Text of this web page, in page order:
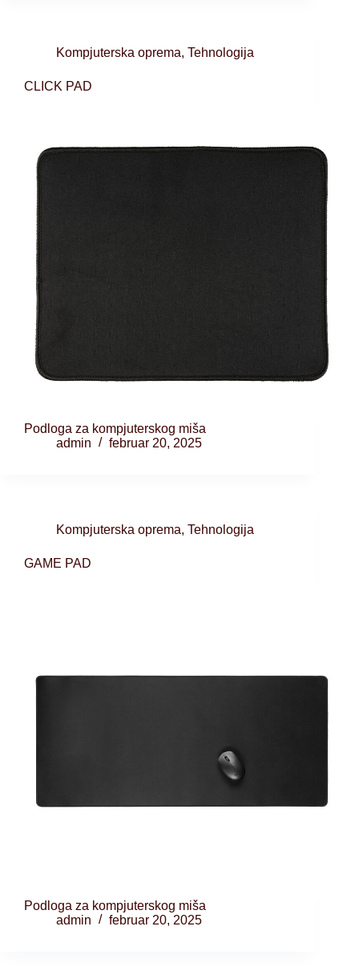
Kompjuterska oprema, Tehnologija
CLICK PAD
Podloga za kompjuterskog miša
admin
februar 20, 2025
Kompjuterska oprema, Tehnologija
GAME PAD
Podloga za kompjuterskog miša
admin
februar 20, 2025